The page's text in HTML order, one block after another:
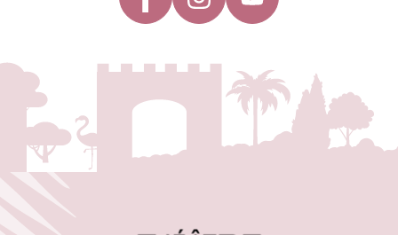
Lien vers le
Lien vers le
Lien vers